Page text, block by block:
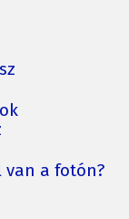
van a fotón?